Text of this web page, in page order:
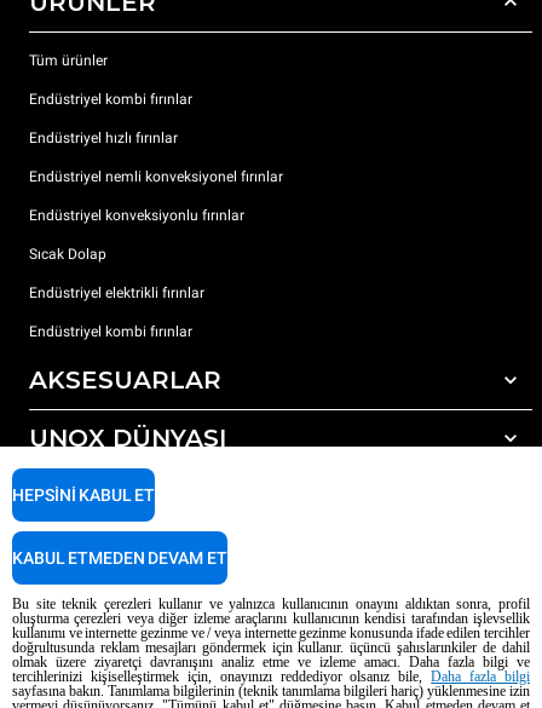
Tüm ürünler
Endüstriyel kombi fırınlar
Endüstriyel hızlı fırınlar
Endüstriyel nemli konveksiyonel fırınlar
Endüstriyel konveksiyonlu fırınlar
Sıcak Dolap
Endüstriyel elektrikli fırınlar
Endüstriyel kombi fırınlar
AKSESUARLAR
Tüm aksesuarlar
Otomatik yıkama için deterjanlar
Elle yıkama için deterjanlar
Reçine filtrelerle su arıtma
UNOX DÜNYASI
Dünyadaki ofislerimizx
DESTEK
Unox garanti
Servis Bulucu
Telif Hakkı 2026 UNOX SpA Tüm hakları saklıdır. Reg. Imp. Padova n °
AI Content Disclaimer Privacy policy Cookie policy
Bu site teknik çerezleri kullanır ve yalnızca kullanıcının onayını aldıktan sonra, profil
oluşturma çerezleri veya diğer izleme araçlarını kullanıcının kendisi tarafından işlevsellik
kullanımı ve internette gezinme ve / veya internette gezinme konusunda ifade edilen tercihler
doğrultusunda reklam mesajları göndermek için kullanır. üçüncü şahıslarınkiler de dahil
olmak üzere ziyaretçi davranışını analiz etme ve izleme amacı. Daha fazla bilgi ve
tercihlerinizi kişiselleştirmek için, onayınızı reddediyor olsanız bile,Daha fazla bilgi
sayfasına bakın. Tanımlama bilgilerinin (teknik tanımlama bilgileri hariç) yüklenmesine izin
HEPSINI KABUL ET
KABUL ETMEDEN DEVAM ET